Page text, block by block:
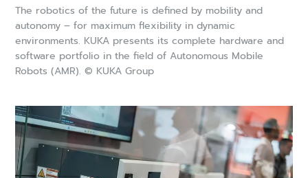
The robotics of the future is defined by mobility and
autonomy – for maximum flexibility in dynamic
environments. KUKA presents its complete hardware and
software portfolio in the field of Autonomous Mobile
Robots (AMR). © KUKA Group